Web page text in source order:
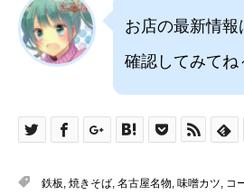
お店の最新情報
確認してみてね
鉄板, 焼きそば, 名古屋名物, 味噌カツ, コ